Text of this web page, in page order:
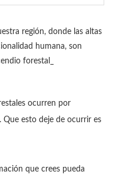
región, donde las altas
humana, son
forestal_
ocurren por
Que esto deje de ocurrir es
que crees pueda